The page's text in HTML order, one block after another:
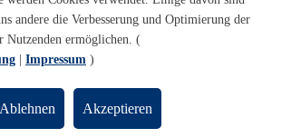
W. (2010).Stimulus-response bindings
costs in working memory.Psychological
M. & Kunde, W. (2010).
and older adults.The Quarterly Journal of
63,
465-478.
andere die Verbesserung und Optimierung der
Nutzenden ermöglichen. (
Impressum )
Ablehnen Akzeptieren